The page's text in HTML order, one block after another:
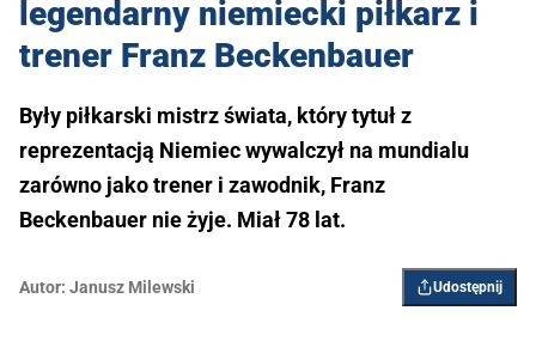
legendarny niemiecki piłkarz i
trener Franz Beckenbauer
Były piłkarski mistrz świata, który tytuł z
reprezentacją Niemiec wywalczył na mundialu
zarówno jako trener i zawodnik, Franz
Beckenbauer nie żyje. Miał 78 lat.
Autor: Janusz Milewski Udostępnij